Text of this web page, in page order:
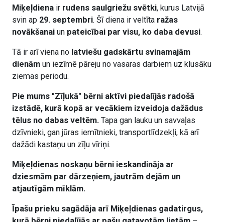
Miķeļdiena ir rudens saulgriežu svētki, kurus Latvijā
svin ap 29. septembri. Šī diena ir veltīta ražas
novākšanai un pateicībai par visu, ko daba devusi.
Tā ir arī viena no latviešu gadskārtu svinamajām
dienām un iezīmē pāreju no vasaras darbiem uz klusāku
ziemas periodu.
Pie mums "Zīļukā" bērni aktīvi piedalījās radošā
izstādē, kurā kopā ar vecākiem izveidoja dažādus
tēlus no dabas veltēm. Tapa gan lauku un savvaļas
dzīvnieki, gan jūras iemītnieki, transportlīdzekļi, kā arī
dažādi kastaņu un zīļu vīriņi.
Miķeļdienas noskaņu bērni ieskandināja ar
dziesmām par dārzeņiem, jautrām dejām un
atjautīgām mīklām.
Īpašu prieku sagādāja arī Miķeļdienas gadatirgus,